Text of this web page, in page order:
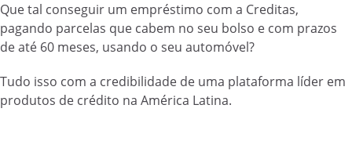
Que tal conseguir um empréstimo com a Creditas,
pagando parcelas que cabem no seu bolso e com prazos
de até 60 meses, usando o seu automóvel?
Tudo isso com a credibilidade de uma plataforma líder em
produtos de crédito na América Latina.